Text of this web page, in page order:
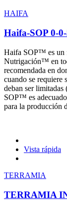
HAIFA
Haifa-SOP 0-
Haifa SOP™ es un
Nutrigación™ en
recomendada en
cuando se requiere
deban ser
SOP™ es
para la producción
Vista rápida
TERRAMIA
TERRAMIA